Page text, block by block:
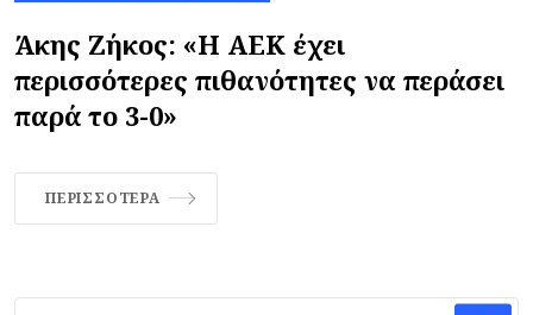
Άκης Ζήκος: «Η ΑΕΚ έχει
περισσότερες πιθανότητες να περάσει
παρά το 3-0»
ΠΕΡΙΣΣΌΤΕΡΑ